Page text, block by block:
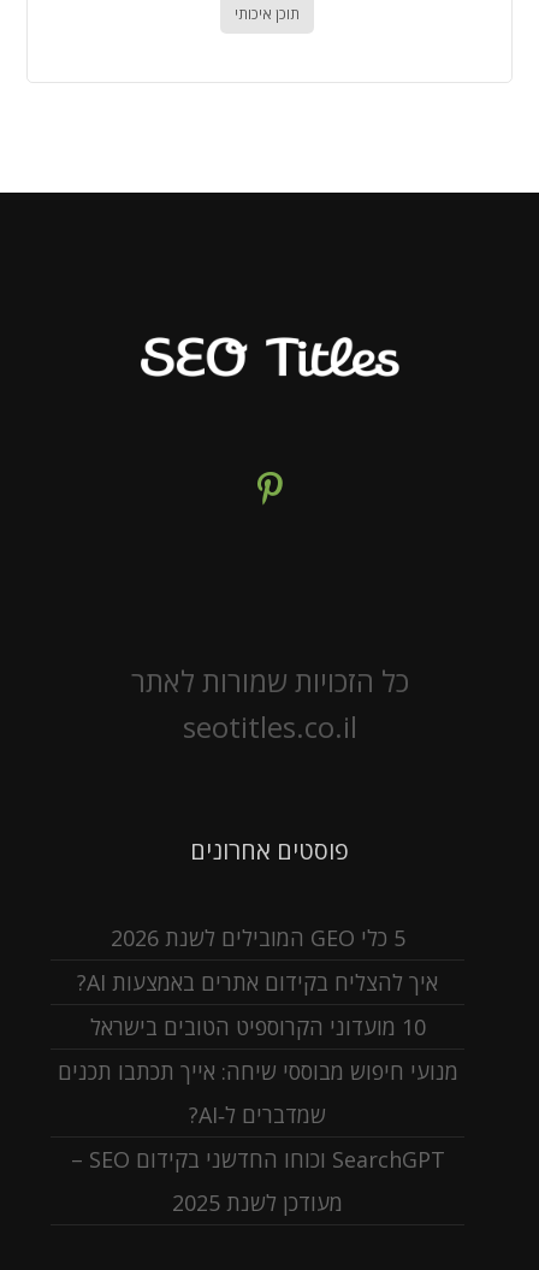
תוכן איכותי
כל הזכויות שמורות לאתר
seotitles.co.il
פוסטים אחרונים
5 כלי GEO המובילים לשנת 2026
איך להצליח בקידום אתרים באמצעות AI?
10 מועדוני הקרוספיט הטובים בישראל
מנועי חיפוש מבוססי שיחה: אייך תכתבו תכנים
שמדברים ל‑AI?
SearchGPT וכוחו החדשני בקידום SEO –
מעודכן לשנת 2025